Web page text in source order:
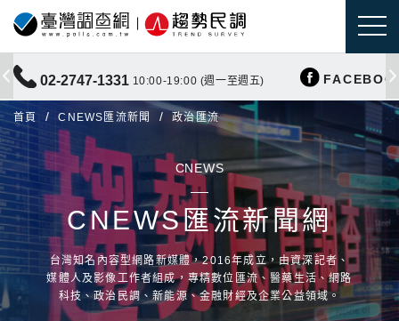
02-2747-1331 10:00-19:00 (週一至週五)
首頁 CNEWS匯流新聞 政治匯流
CNEWS
CNEWS匯流新聞網
台灣知名內容型網路新媒體，2016年成立，由資深記者、
媒體人及影像工作者組成，專精數位匯流、醫藥生活、網路
科技、政治民調、新能源、金融財經及企業公益領域。